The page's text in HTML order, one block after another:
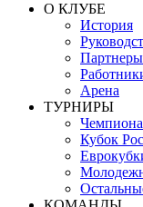
О КЛУБЕ
История
Партнеры
Арена
ТУРНИРЫ
Кубок